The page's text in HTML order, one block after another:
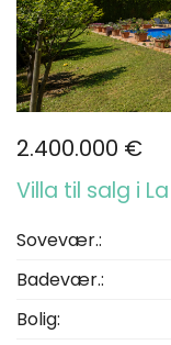
2.400.000 €
Villa til salg i
Sovevær.:
Badevær.:
Bolig: